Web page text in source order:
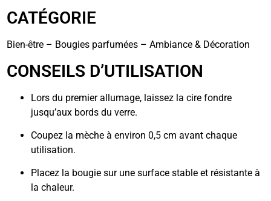
CATÉGORIE
Bien-être – Bougies parfumées – Ambiance & Décoration
CONSEILS D’UTILISATION
Lors du premier allumage, laissez la cire fondre
jusqu’aux bords du verre.
Coupez la mèche à environ 0,5 cm avant chaque
utilisation.
Placez la bougie sur une surface stable et résistante à
la chaleur.